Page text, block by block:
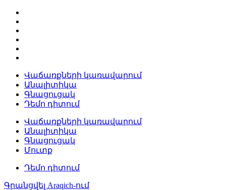
Վաճառքների կառավարում
Անալիտիկա
Գնացուցակ
Դեմո դիտում
Վաճառքների կառավարում
Անալիտիկա
Գնացուցակ
Մուտք
Դեմո դիտում
Գրանցվել Araqich-ում